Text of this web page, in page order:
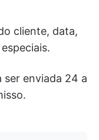
cliente, data,
ser enviada 24 a